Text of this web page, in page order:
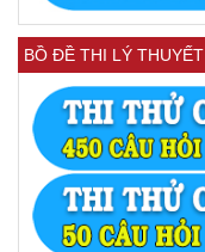
BỒ ĐỀ THI LÝ